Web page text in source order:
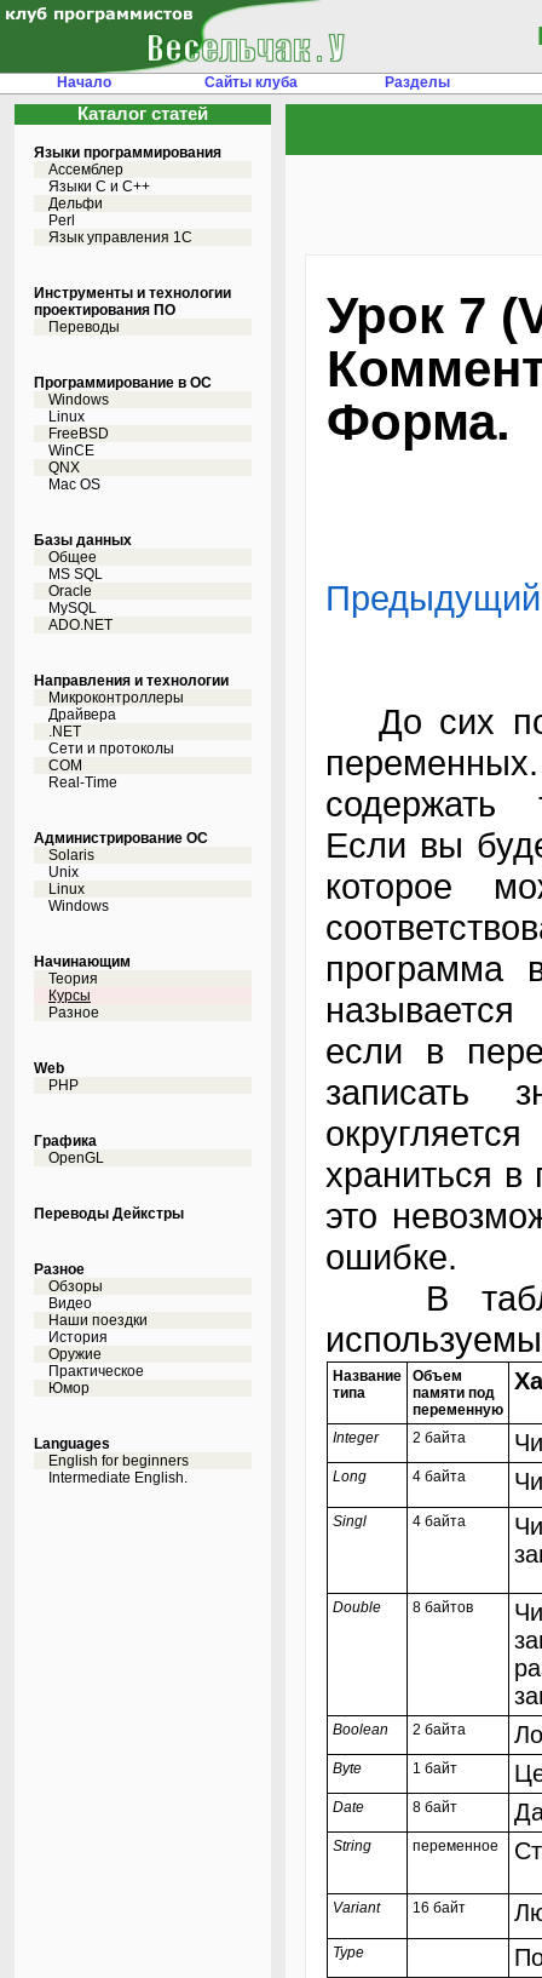
Начало Сайты клуба Разделы
Каталог статей
Языки программирования
Ассемблер
Языки С и C++
Дельфи
Perl
Язык управления 1С
Инструменты и технологии
проектирования ПО
Переводы
Программирование в ОС
Windows
Linux
FreeBSD
WinCE
QNX
Mac OS
Базы данных
Общее
MS SQL
Oracle
MySQL
ADO.NET
Направления и технологии
Микроконтроллеры
Драйвера
.NET
Сети и протоколы
COM
Real-Time
Администрирование ОС
Solaris
Unix
Linux
Windows
Начинающим
Теория
Курсы
Разное
Web
PHP
Графика
OpenGL
Переводы Дейкстры
Разное
Обзоры
Видео
Наши поездки
История
Оружие
Практическое
Юмор
Languages
English for beginners
Intermediate English.
Урок 7
Форма.
Предыдущий
До сих
содержать
Если вы
которое
программа
если в
записать
храниться в
это
ошибке.
В
Название
типа
Объем
памяти под
переменную
Integer 2 байта
Long 4 байта
Singl 4 байта
Double 8 байтов
Boolean 2 байта
Byte 1 байт
Date 8 байт
String переменное
Variant 16 байт
Type